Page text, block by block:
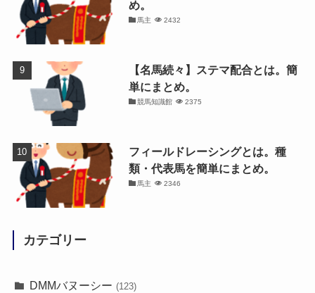
め。
馬主 2432
【名馬続々】ステマ配合とは。簡
単にまとめ。
競馬知識館 2375
フィールドレーシングとは。種
類・代表馬を簡単にまとめ。
馬主 2346
カテゴリー
DMMバヌーシー (123)